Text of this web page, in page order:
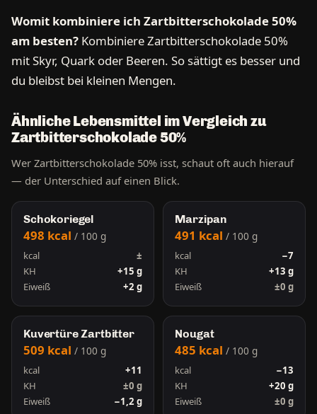
Womit kombiniere ich Zartbitterschokolade 50%
am besten? Kombiniere Zartbitterschokolade 50%
mit Skyr, Quark oder Beeren. So sättigt es besser und
du bleibst bei kleinen Mengen.
Ähnliche Lebensmittel im Vergleich zu
Zartbitterschokolade 50%
Wer Zartbitterschokolade 50% isst, schaut oft auch hierauf
— der Unterschied auf einen Blick.
Schokoriegel
498 kcal / 100 g
kcal
±
KH
+15 g
Eiweiß
+2 g
Marzipan
491 kcal/ 100 g
kcal
−7
KH
+13 g
Eiweiß
±0 g
Kuvertüre Zartbitter
509 kcal / 100 g
kcal
+11
KH
±0 g
Eiweiß
−1,2 g
Nougat
485 kcal/ 100 g
kcal
−13
KH
+20 g
Eiweiß
±0 g